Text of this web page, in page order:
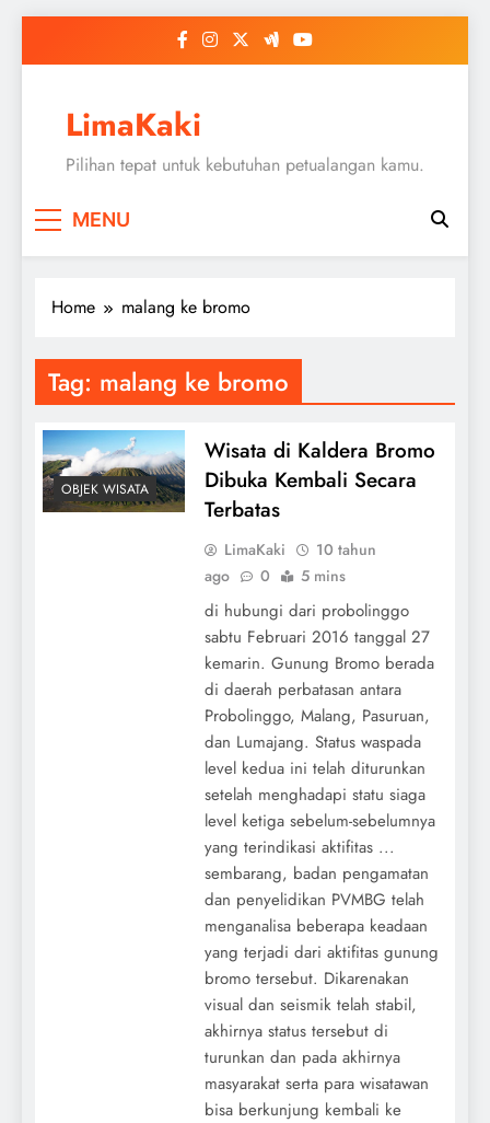
LimaKaki
Pilihan tepat untuk kebutuhan petualangan kamu.
MENU
Home malang ke bromo
Tag: malang ke bromo
OBJEK WISATA
Wisata di Kaldera Bromo
Dibuka Kembali Secara
Terbatas
LimaKaki
10 tahun
ago
0 5 mins
di hubungi dari probolinggo
sabtu Februari 2016 tanggal 27
kemarin. Gunung Bromo berada
di daerah perbatasan antara
Probolinggo, Malang, Pasuruan,
dan Lumajang. Status waspada
level kedua ini telah diturunkan
setelah menghadapi statu siaga
level ketiga sebelum-sebelumnya
yang terindikasi aktifitas ...
sembarang, badan pengamatan
dan penyelidikan PVMBG telah
menganalisa beberapa keadaan
yang terjadi dari aktifitas gunung
bromo tersebut. Dikarenakan
visual dan seismik telah stabil,
akhirnya status tersebut di
turunkan dan pada akhirnya
masyarakat serta para wisatawan
bisa berkunjung kembali ke